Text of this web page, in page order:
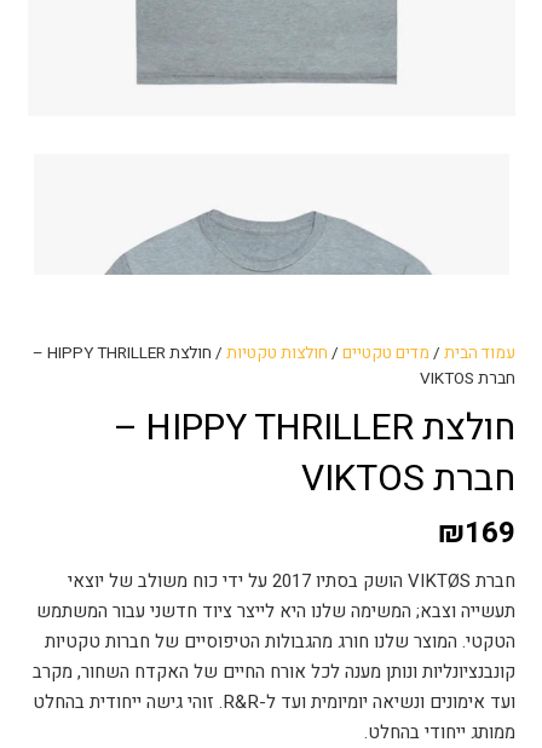
עמוד הבית / מדים טקטיים / חולצות טקטיות
/ חולצת HIPPY THRILLER –
חברת VIKTOS
חולצת HIPPY THRILLER –
חברת VIKTOS
₪169
חברת VIKTØS הושק בסתיו 2017 על ידי כוח משולב של יוצאי
תעשייה וצבא; המשימה שלנו היא לייצר ציוד חדשני עבור המשתמש
הטקטי. המוצר שלנו חורג מהגבולות הטיפוסיים של חברות טקטיות
קונבנציונליות ונותן מענה לכל אורח החיים של האקדח השחור, מקרב
ועד אימונים ונשיאה יומיומית ועד ל-R&R. זוהי גישה ייחודית בהחלט
ממותג ייחודי בהחלט.